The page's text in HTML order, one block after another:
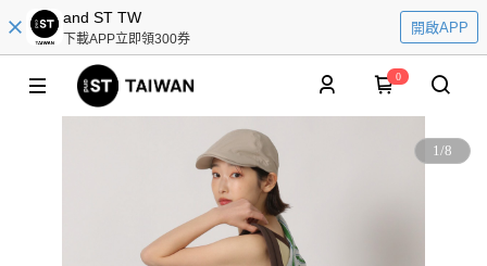
and ST TW
下載APP立即領300券
開啟APP
0
1/8